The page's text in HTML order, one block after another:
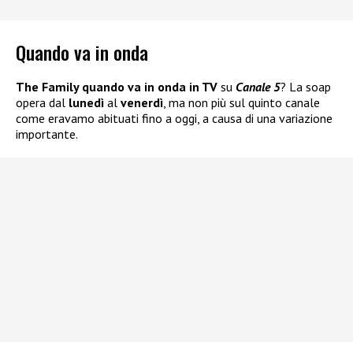
Quando va in onda
The Family quando va in onda in TV su Canale 5? La soap
opera dal lunedì al venerdì, ma non più sul quinto canale
come eravamo abituati fino a oggi, a causa di una variazione
importante.